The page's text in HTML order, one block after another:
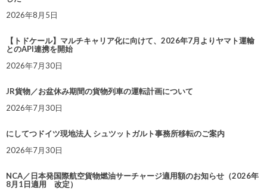
2026年8月5日
【トドケール】マルチキャリア化に向けて、2026年7月よりヤマト運輸
とのAPI連携を開始
2026年7月30日
JR貨物／お盆休み期間の貨物列車の運転計画について
2026年7月30日
にしてつドイツ現地法人 シュツットガルト事務所移転のご案内
2026年7月30日
NCA／日本発国際航空貨物燃油サーチャージ適用額のお知らせ（2026年
8月1日適用 改定）